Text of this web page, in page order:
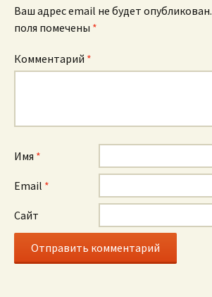
Ваш адрес email не будет опубликован.
поля помечены *
Комментарий *
Имя *
Email *
Сайт